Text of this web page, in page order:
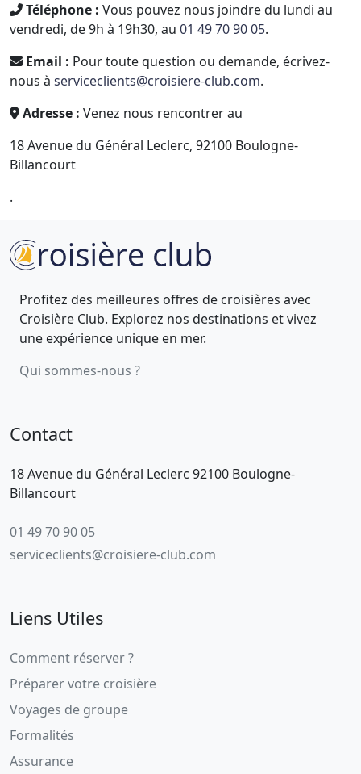
Téléphone : Vous pouvez nous joindre du lundi au
vendredi, de 9h à 19h30, au 01 49 70 90 05.
Email : Pour toute question ou demande, écrivez-
nous à serviceclients@croisiere-club.com.
Adresse : Venez nous rencontrer au
18 Avenue du Général Leclerc, 92100 Boulogne-
Billancourt
.
Profitez des meilleures offres de croisières avec
Croisière Club. Explorez nos destinations et vivez
une expérience unique en mer.
Qui sommes-nous ?
Contact
18 Avenue du Général Leclerc 92100 Boulogne-
Billancourt
01 49 70 90 05
serviceclients@croisiere-club.com
Liens Utiles
Comment réserver ?
Préparer votre croisière
Voyages de groupe
Formalités
Assurance